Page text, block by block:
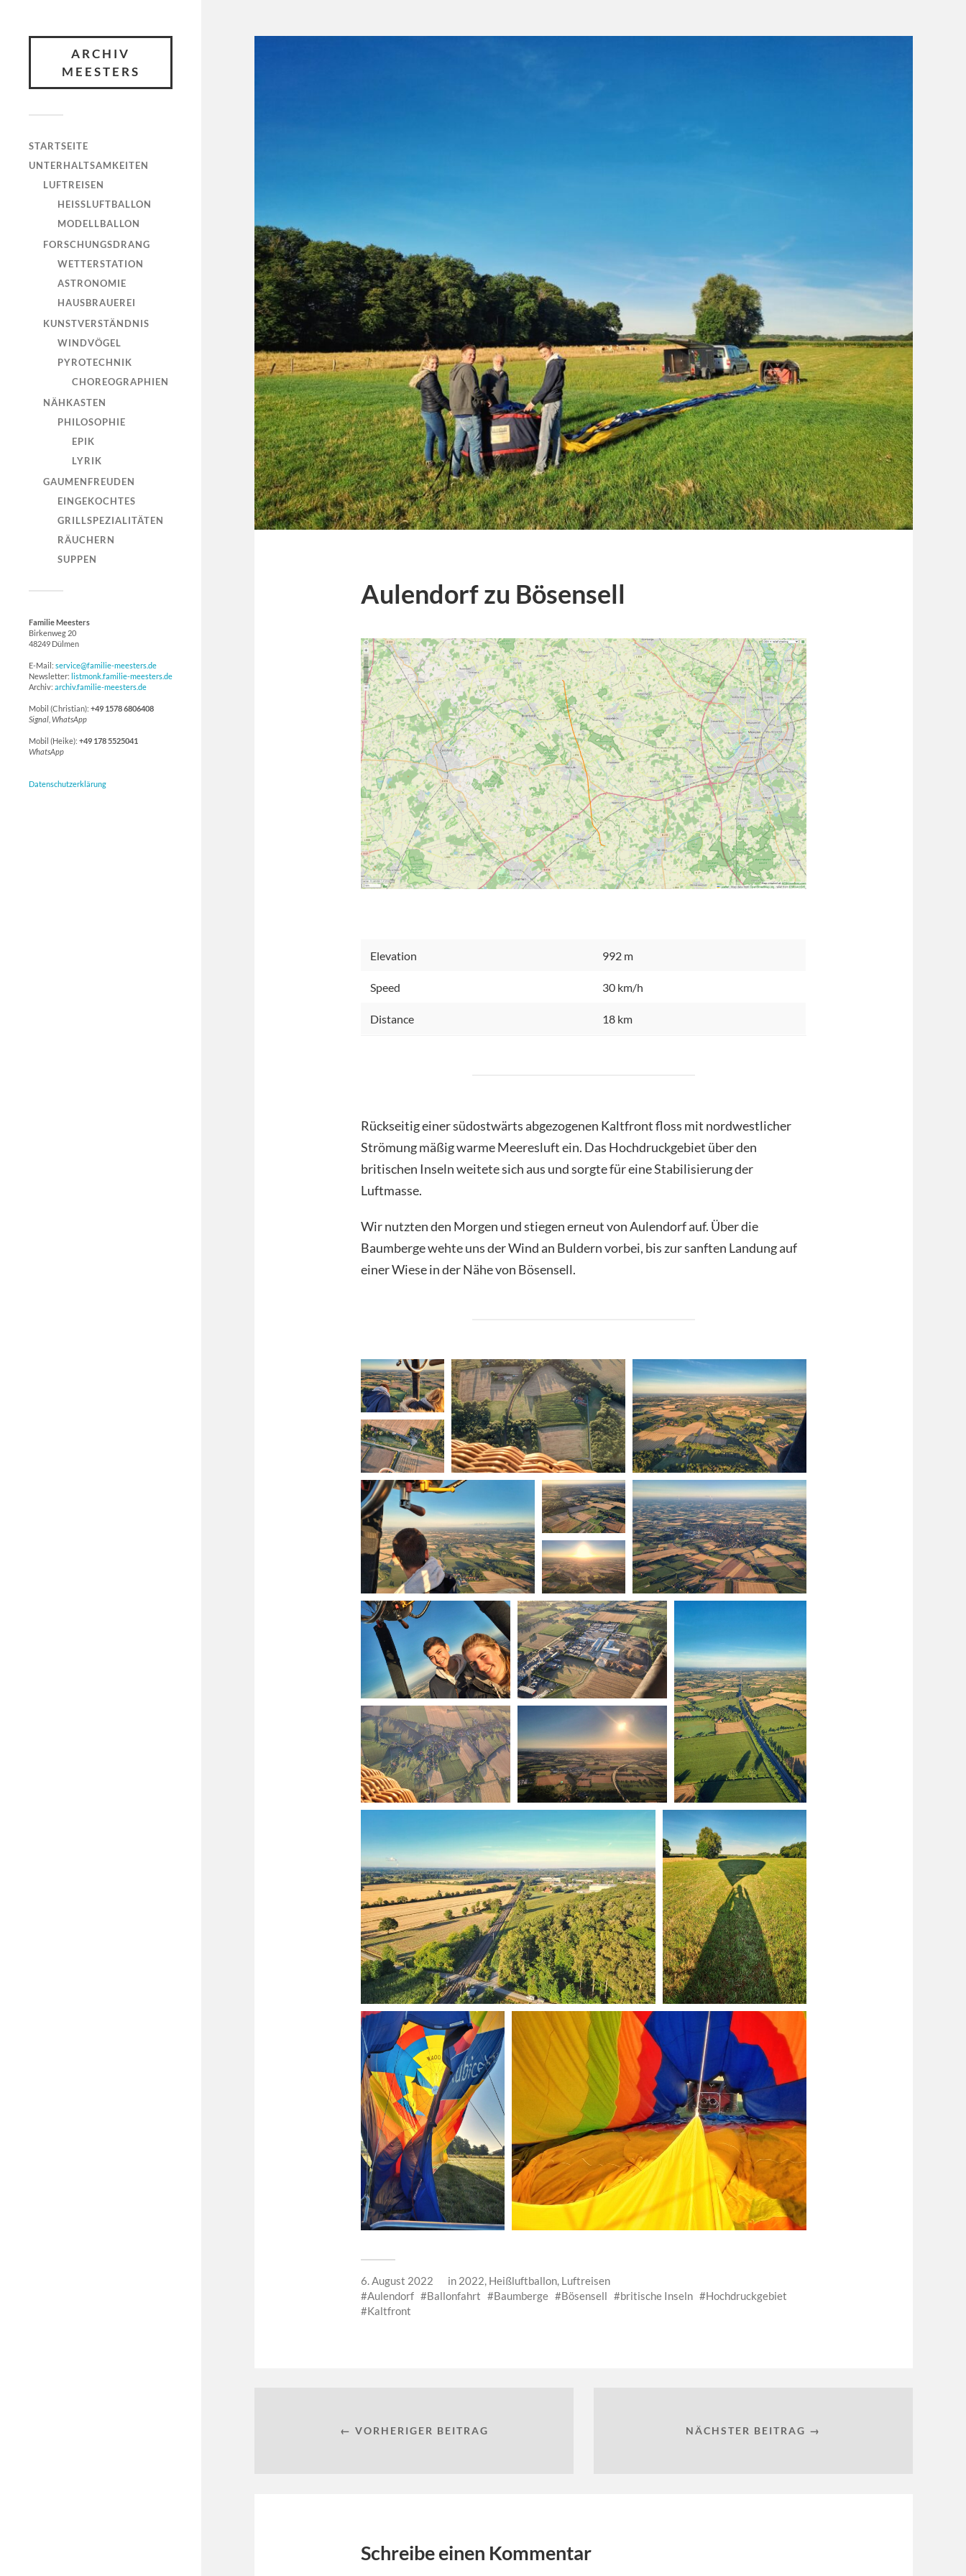
ARCHIV
MEESTERS
STARTSEITE
UNTERHALTSAMKEITEN
LUFTREISEN
HEISSLUFTBALLON
MODELLBALLON
FORSCHUNGSDRANG
WETTERSTATION
ASTRONOMIE
HAUSBRAUEREI
KUNSTVERSTÄNDNIS
WINDVÖGEL
PYROTECHNIK
CHOREOGRAPHIEN
NÄHKASTEN
PHILOSOPHIE
EPIK
LYRIK
GAUMENFREUDEN
EINGEKOCHTES
GRILLSPEZIALITÄTEN
RÄUCHERN
SUPPEN
Familie Meesters
Birkenweg 20
48249 Dülmen
E-Mail: service@familie-meesters.de
Newsletter: listmonk.familie-meesters.de
Archiv: archiv.familie-meesters.de
Mobil (Christian): +49 1578 6806408
Signal, WhatsApp
Mobil (Heike): +49 178 5525041
WhatsApp
Datenschutzerklärung
Aulendorf zu Bösensell
Elevation 992 m
Speed 30 km/h
Distance 18 km
Rückseitig einer südostwärts abgezogenen Kaltfront floss mit nordwestlicher
Strömung mäßig warme Meeresluft ein. Das Hochdruckgebiet über den
britischen Inseln weitete sich aus und sorgte für eine Stabilisierung der
Luftmasse.
Wir nutzten den Morgen und stiegen erneut von Aulendorf auf. Über die
Baumberge wehte uns der Wind an Buldern vorbei, bis zur sanften Landung auf
einer Wiese in der Nähe von Bösensell.
6. August 2022 in 2022, Heißluftballon, Luftreisen
Aulendorf
Ballonfahrt Baumberge Bösensell britische Inseln
Hochdruckgebiet
Kaltfront
← VORHERIGER BEITRAG NÄCHSTER BEITRAG →
Schreibe einen Kommentar